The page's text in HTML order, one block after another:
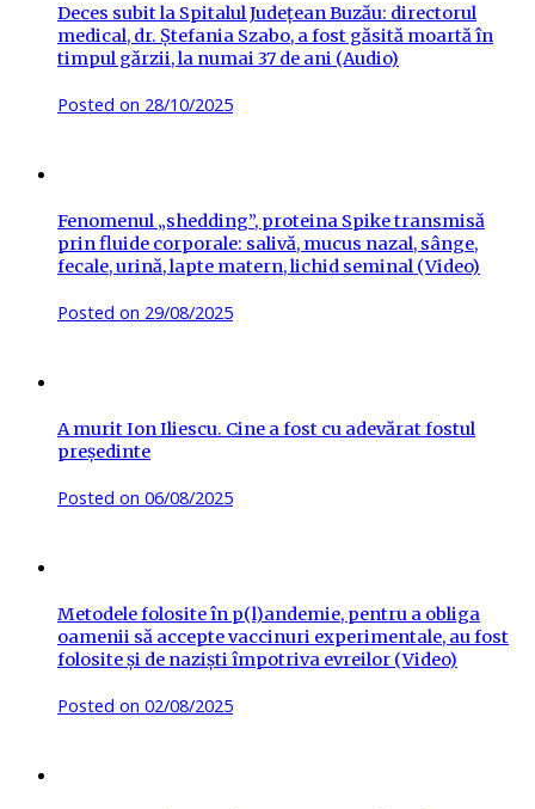
Deces subit la Spitalul Județean Buzău: directorul
medical, dr. Ștefania Szabo, a fost găsită moartă în
timpul gărzii, la numai 37 de ani (Audio)
Posted on 28/10/2025
Fenomenul „shedding”, proteina Spike transmisă
prin fluide corporale: salivă, mucus nazal, sânge,
fecale, urină, lapte matern, lichid seminal (Video)
Posted on 29/08/2025
A murit Ion Iliescu. Cine a fost cu adevărat fostul
președinte
Posted on 06/08/2025
Metodele folosite în p(l)andemie, pentru a obliga
oamenii să accepte vaccinuri experimentale, au fost
folosite și de naziști împotriva evreilor (Video)
Posted on 02/08/2025